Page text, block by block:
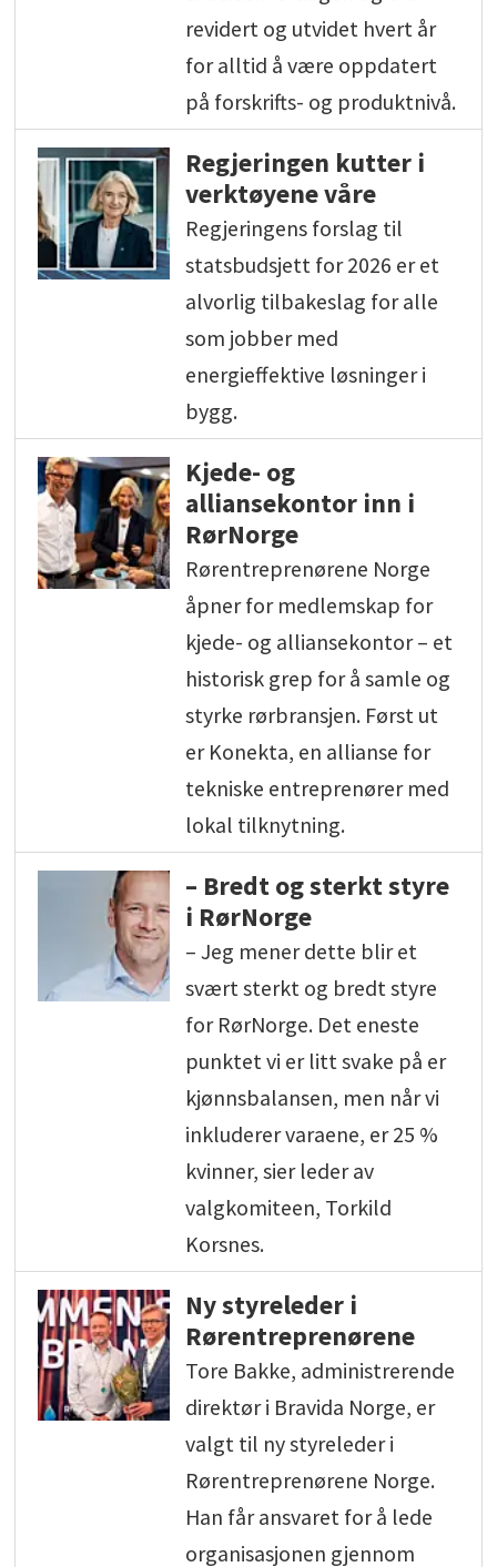
revidert og utvidet hvert år
for alltid å være oppdatert
på forskrifts- og produktnivå.
Regjeringen kutter i
verktøyene våre
Regjeringens forslag til
statsbudsjett for 2026 er et
alvorlig tilbakeslag for alle
som jobber med
energieffektive løsninger i
bygg.
Kjede- og
alliansekontor inn i
RørNorge
Rørentreprenørene Norge
åpner for medlemskap for
kjede- og alliansekontor – et
historisk grep for å samle og
styrke rørbransjen. Først ut
er Konekta, en allianse for
tekniske entreprenører med
lokal tilknytning.
– Bredt og sterkt styre
i RørNorge
– Jeg mener dette blir et
svært sterkt og bredt styre
for RørNorge. Det eneste
punktet vi er litt svake på er
kjønnsbalansen, men når vi
inkluderer varaene, er 25 %
kvinner, sier leder av
valgkomiteen, Torkild
Korsnes.
Ny styreleder i
Rørentreprenørene
Tore Bakke, administrerende
direktør i Bravida Norge, er
valgt til ny styreleder i
Rørentreprenørene Norge.
Han får ansvaret for å lede
organisasjonen gjennom